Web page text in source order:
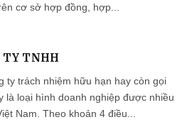
cơ sở hợp đồng, hợp...
TY TNHH
ty trách nhiệm hữu hạn hay còn gọi
là loại hình doanh nghiệp được nhiều
Nam. Theo khoản 4 điều...